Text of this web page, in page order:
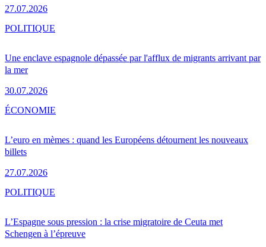
27.07.2026
Une enclave espagnole dépassée par l'afflux de migrants arrivant par
la mer
30.07.2026
POLITIQUE
L’euro en mèmes : quand les Européens détournent les nouveaux
billets
27.07.2026
ÉCONOMIE
L’Espagne sous pression : la crise migratoire de Ceuta met
Schengen à l’épreuve
POLITIQUE